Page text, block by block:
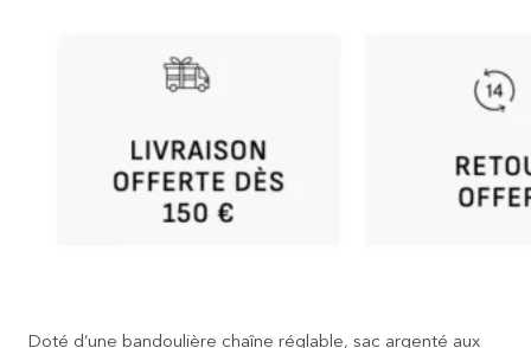
Doté d’une bandoulière chaîne réglable, sac argenté aux